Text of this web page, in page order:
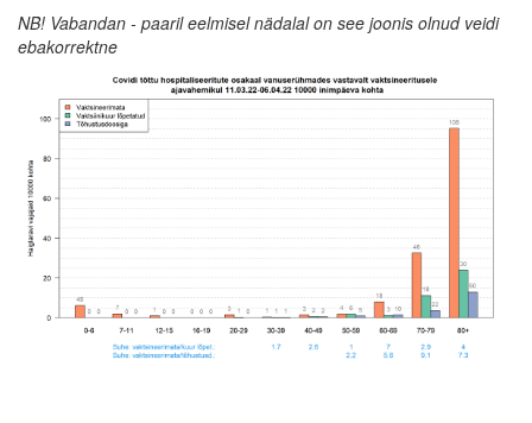
NB! Vabandan - paaril eelmisel nädalal on see joonis olnud veidi
ebakorrektne